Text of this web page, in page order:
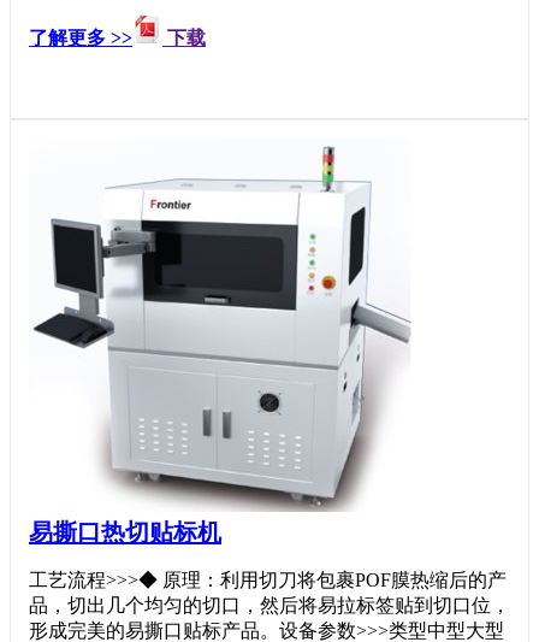
了解更多 >> 下载
易撕口热切贴标机
工艺流程>>>◆ 原理：利用切刀将包裹POF膜热缩后的产
品，切出几个均匀的切口，然后将易拉标签贴到切口位，
形成完美的易撕口贴标产品。设备参数>>>类型中型大型